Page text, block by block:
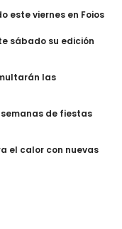
este viernes en Foios
sábado su edición
las
de fiestas
el calor con nuevas